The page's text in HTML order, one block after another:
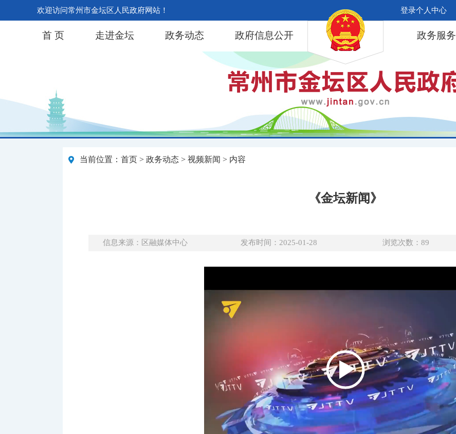
欢迎访问常州市金坛区人民政府网站！ 登录个人中心
首 页 走进金坛 政务动态 政府信息公开 政务服务
当前位置： 首页 > 政务动态 > 视频新闻 > 内容
《金坛新闻》
信息来源：区融媒体中心 发布时间：2025-01-28 浏览次数： 89